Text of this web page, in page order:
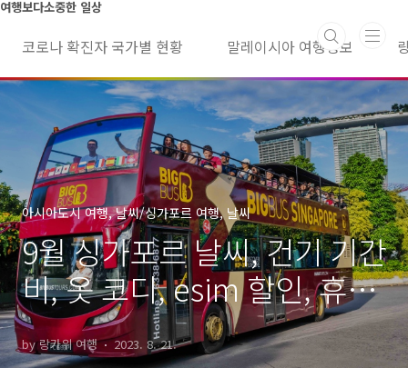
본문 바로가기
여행보다소중한 일상
코로나 확진자 국가별 현황 말레이시아 여행정보
아시아도시 여행, 날씨/싱가포르 여행, 날씨
9월 싱가포르 날씨, 건기 기간
비, 옷 코디, esim 할인, 휴일
항공권 가격
by 랑카위 여행 2023. 8. 21.